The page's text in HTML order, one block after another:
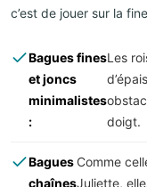
c’est de jouer sur la
Bagues fines
et joncs
minimalistes
:
Les
doigt.
Bagues
chaînes
Comme
Juliette,